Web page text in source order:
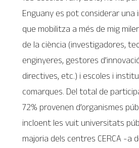
Enguany es pot considerar una
que mobilitza a més de mig
de la ciència (investigadores,
enginyeres, gestores
directives, etc.) i escoles i
comarques. Del total de
72% provenen d’organismes
incloent les vuit universitats
majoria dels centres CERCA -a